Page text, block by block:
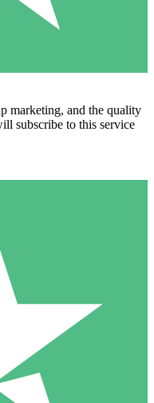
marketing, and the quality
subscribe to this service